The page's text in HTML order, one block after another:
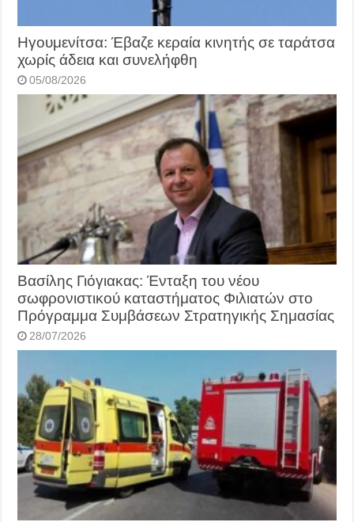
Ηγουμενίτσα: Έβαζε κεραία κινητής σε ταράτσα
χωρίς άδεια και συνελήφθη
05/08/2026
Βασίλης Γιόγιακας: Ένταξη του νέου
σωφρονιστικού καταστήματος Φιλιατών στο
Πρόγραμμα Συμβάσεων Στρατηγικής Σημασίας
28/07/2026